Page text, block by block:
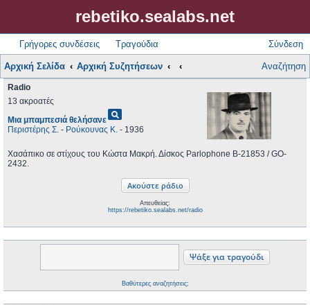
rebetiko.sealabs.net
Γρήγορες συνδέσεις Τραγούδια Σύνδεση
Αρχική Σελίδα Αρχική Συζητήσεων Αναζήτηση
Radio
13 ακροατές
Μια μπαμπεσιά θελήσανεpageview
Περιστέρης Σ. - Ρούκουνας Κ. - 1936
Χασάπικο σε στίχους του Κώστα Μακρή. Δίσκος Parlophone B-21853 / GO-
2432.
Απευθείας:
https://rebetiko.sealabs.net/radio
Βαθύτερες αναζητήσεις;